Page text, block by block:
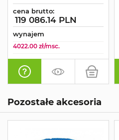
cena brutto:
119 086.14 PLN
wynajem
4022.00 zł/msc.
Pozostałe akcesoria